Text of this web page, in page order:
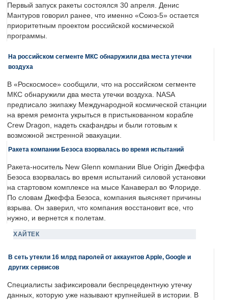
Первый запуск ракеты состоялся 30 апреля. Денис
Мантуров говорил ранее, что именно «Союз-5» остается
приоритетным проектом российской космической
программы.
На российском сегменте МКС обнаружили два места утечки
воздуха
В «Роскосмосе» сообщили, что на российском сегменте
МКС обнаружили два места утечки воздуха. NASA
предписало экипажу Международной космической станции
на время ремонта укрыться в пристыкованном корабле
Crew Dragon, надеть скафандры и были готовым к
возможной экстренной эвакуации.
Ракета компании Безоса взорвалась во время испытаний
Ракета-носитель New Glenn компании Blue Origin Джеффа
Безоса взорвалась во время испытаний силовой установки
на стартовом комплексе на мысе Канаверал во Флориде.
По словам Джеффа Безоса, компания выясняет причины
взрыва. Он заверил, что компания восстановит все, что
нужно, и вернется к полетам.
ХАЙТЕК
В сеть утекли 16 млрд паролей от аккаунтов Apple, Google и
других сервисов
Специалисты зафиксировали беспрецедентную утечку
данных, которую уже называют крупнейшей в истории. В